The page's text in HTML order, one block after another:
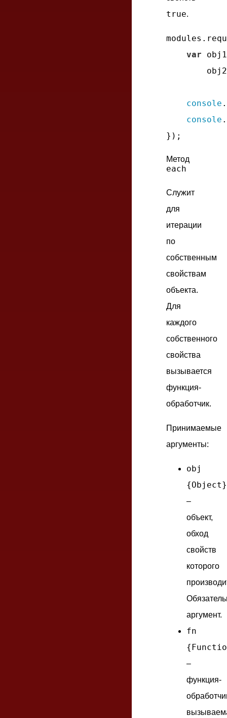
true.
var
console
console
Метод
each
Служит
для
итерации
по
собственным
свойствам
объекта.
Для
каждого
собственного
свойства
вызывается
функция-
обработчик.
Принимаемые
аргументы:
obj
{Object}
–
объект,
обход
свойств
которого
аргумент.
fn
–
функция-